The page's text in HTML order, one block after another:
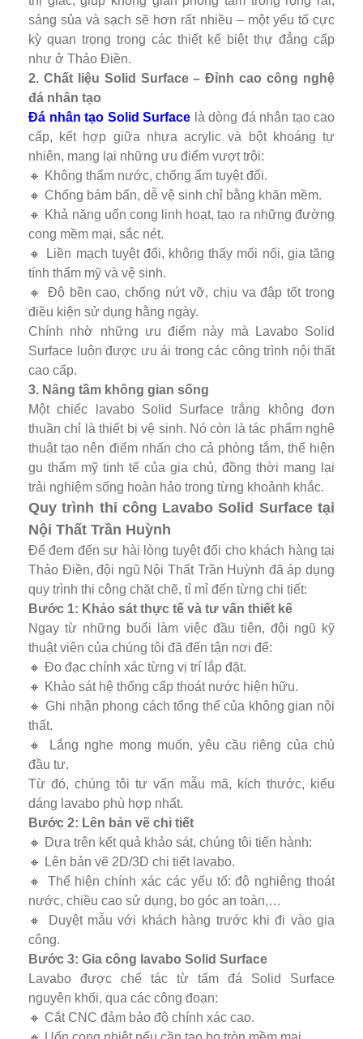
sáng sủa và sạch sẽ hơn rất nhiều – một yếu tố cực
kỳ quan trọng trong các thiết kế biệt thự đẳng cấp
như ở Thảo Điền.
2. Chất liệu Solid Surface – Đỉnh cao công nghệ
đá nhân tạo
Đá nhân tạo Solid Surface là dòng đá nhân tạo cao
cấp, kết hợp giữa nhựa acrylic và bột khoáng tự
nhiên, mang lại những ưu điểm vượt trội:
🔸 Không thấm nước, chống ẩm tuyệt đối.
🔸 Chống bám bẩn, dễ vệ sinh chỉ bằng khăn mềm.
🔸 Khả năng uốn cong linh hoạt, tạo ra những đường
cong mềm mại, sắc nét.
🔸 Liền mạch tuyệt đối, không thấy mối nối, gia tăng
tính thẩm mỹ và vệ sinh.
🔸 Độ bền cao, chống nứt vỡ, chịu va đập tốt trong
điều kiện sử dụng hằng ngày.
Chính nhờ những ưu điểm này mà Lavabo Solid
Surface luôn được ưu ái trong các công trình nội thất
cao cấp.
3. Nâng tầm không gian sống
Một chiếc lavabo Solid Surface trắng không đơn
thuần chỉ là thiết bị vệ sinh. Nó còn là tác phẩm nghệ
thuật tạo nên điểm nhấn cho cả phòng tắm, thể hiện
gu thẩm mỹ tinh tế của gia chủ, đồng thời mang lại
trải nghiệm sống hoàn hảo trong từng khoảnh khắc.
Quy trình thi công Lavabo Solid Surface tại
Nội Thất Trần Huỳnh
Để đem đến sự hài lòng tuyệt đối cho khách hàng tại
Thảo Điền, đội ngũ Nội Thất Trần Huỳnh đã áp dụng
quy trình thi công chặt chẽ, tỉ mỉ đến từng chi tiết:
Bước 1: Khảo sát thực tế và tư vấn thiết kế
Ngay từ những buổi làm việc đầu tiên, đội ngũ kỹ
thuật viên của chúng tôi đã đến tận nơi để:
🔸 Đo đạc chính xác từng vị trí lắp đặt.
🔸 Khảo sát hệ thống cấp thoát nước hiện hữu.
🔸 Ghi nhận phong cách tổng thể của không gian nội
thất.
🔸 Lắng nghe mong muốn, yêu cầu riêng của chủ
đầu tư.
Từ đó, chúng tôi tư vấn mẫu mã, kích thước, kiểu
dáng lavabo phù hợp nhất.
Bước 2: Lên bản vẽ chi tiết
🔸 Dựa trên kết quả khảo sát, chúng tôi tiến hành:
🔸 Lên bản vẽ 2D/3D chi tiết lavabo.
🔸 Thể hiện chính xác các yếu tố: độ nghiêng thoát
nước, chiều cao sử dụng, bo góc an toàn,…
🔸 Duyệt mẫu với khách hàng trước khi đi vào gia
công.
Bước 3: Gia công lavabo Solid Surface
Lavabo được chế tác từ tấm đá Solid Surface
nguyên khối, qua các công đoạn:
🔸 Cắt CNC đảm bảo độ chính xác cao.